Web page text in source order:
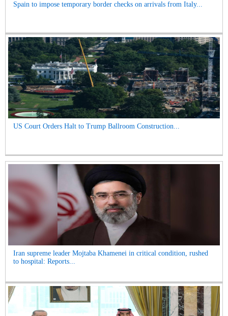
Spain to impose temporary border checks on arrivals from Italy...
US Court Orders Halt to Trump Ballroom Construction...
Iran supreme leader Mojtaba Khamenei in critical condition, rushed
to hospital: Reports...